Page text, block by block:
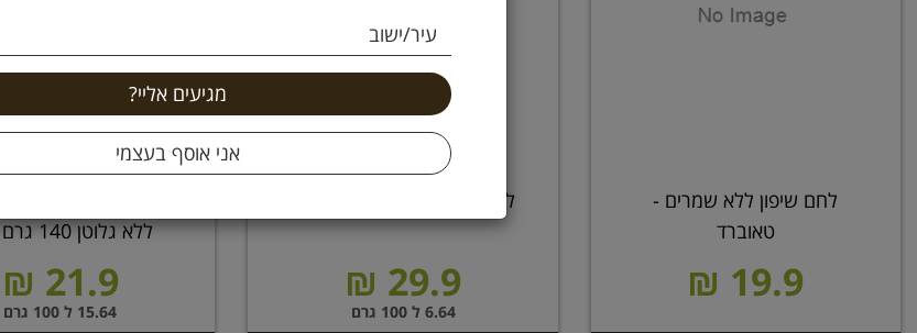
עיר/ישוב
לחם שיפון ללא שמרים -
טאוברד
19.9 ₪
לחם טחינה 450 גרם ביכורים
29.9 ₪
6.64 ל 100 גרם
ללא גלוטן 140 גרם תמי
21.9 ₪
15.64 ל 100 גרם